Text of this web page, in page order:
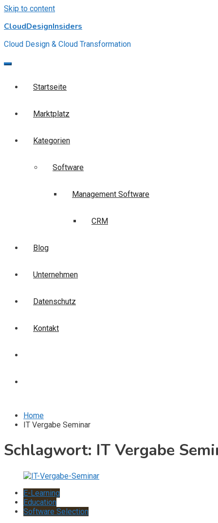
Skip to content
CloudDesignInsiders
Cloud Design & Cloud Transformation
Startseite
Marktplatz
Kategorien
Software
Management Software
CRM
Blog
Unternehmen
Datenschutz
Kontakt
Home
IT Vergabe Seminar
Schlagwort: IT Vergabe
E-Learning
Education
Software Selection